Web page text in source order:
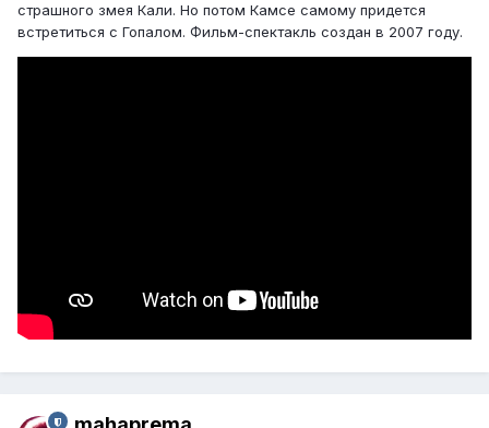
страшного змея Кали. Но потом Камсе самому придется
встретиться с Гопалом. Фильм-спектакль создан в 2007 году.